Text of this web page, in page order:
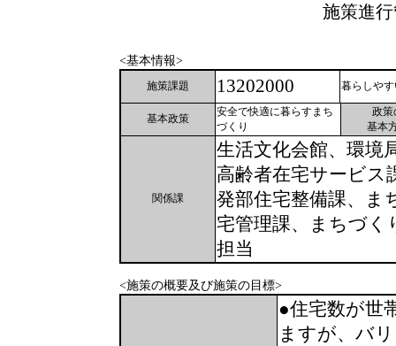
施策進
<基本情報>
施策課題 13202000 暮らしや
基本政策
安全で快適に暮らすまち
づくり
政策
基本
関係課
生活文化会館、環境
高齢者在宅サービス
発部住宅整備課、ま
宅管理課、まちづく
担当
<施策の概要及び施策の目標>
●住宅数が世
ますが、バ